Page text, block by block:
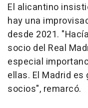
El alicantino
hay una
desde 2021.
socio del Real
especial
ellas. El Madrid
socios", remarcó.